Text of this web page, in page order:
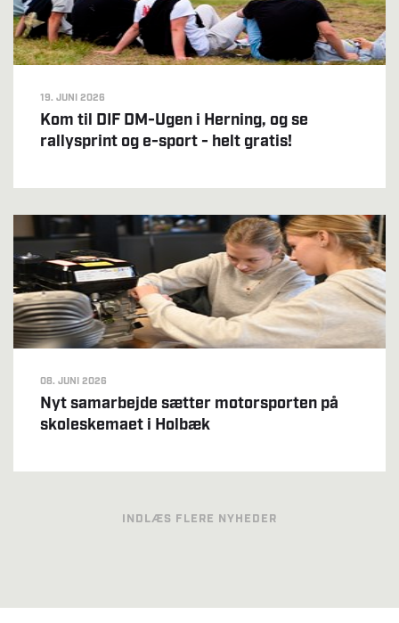
19. JUNI 2026
Kom til DIF DM-Ugen i Herning, og se
rallysprint og e-sport - helt gratis!
08. JUNI 2026
Nyt samarbejde sætter motorsporten på
skoleskemaet i Holbæk
INDLÆS FLERE NYHEDER